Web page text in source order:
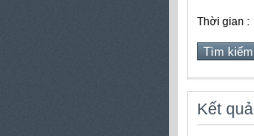
Thời gian :
Kết